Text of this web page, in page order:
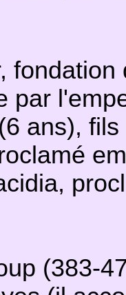
par
ans),
(383-